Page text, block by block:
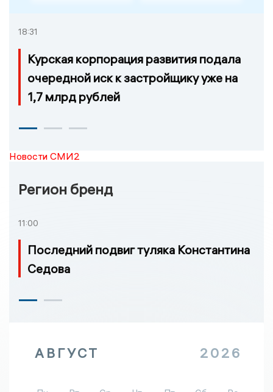
18:31
Курская корпорация развития подала
очередной иск к застройщику уже на
1,7 млрд рублей
Новости СМИ2
Регион бренд
11:00
Последний подвиг туляка Константина
Седова
АВГУСТ 2026